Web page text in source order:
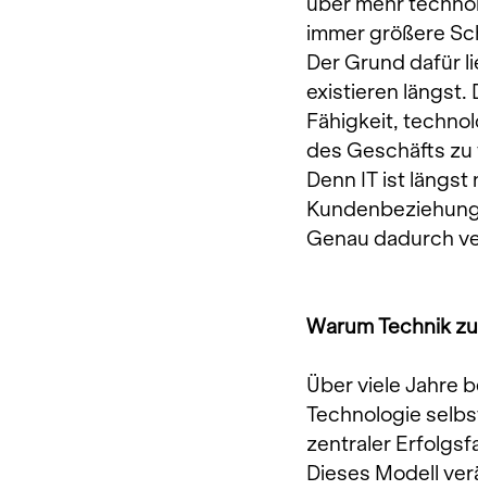
immer größere
Der Grund dafür
existieren längst.
Fähigkeit,
des Geschäfts
Denn IT ist
Genau dadurch
Warum Technik
Über viele Jahre
Technologie
zentraler
Dieses Modell